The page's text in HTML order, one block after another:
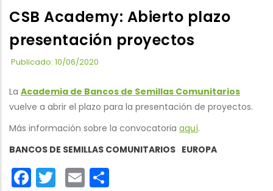
CSB Academy: Abierto plazo
presentación proyectos
Publicado: 10/06/2020
La Academia de Bancos de Semillas Comunitarios
vuelve a abrir el plazo para la presentación de proyectos.
Más información sobre la convocatoria aquí.
BANCOS DE SEMILLAS COMUNITARIOS EUROPA
Facebook
Twitter
Email